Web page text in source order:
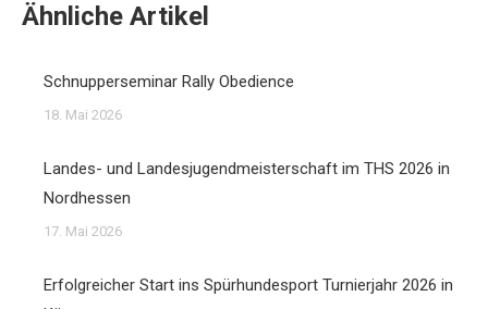
Ähnliche Artikel
Schnupperseminar Rally Obedience
18. Mai 2026
Landes- und Landesjugendmeisterschaft im THS 2026 in
Nordhessen
17. Mai 2026
Erfolgreicher Start ins Spürhundesport Turnierjahr 2026 in